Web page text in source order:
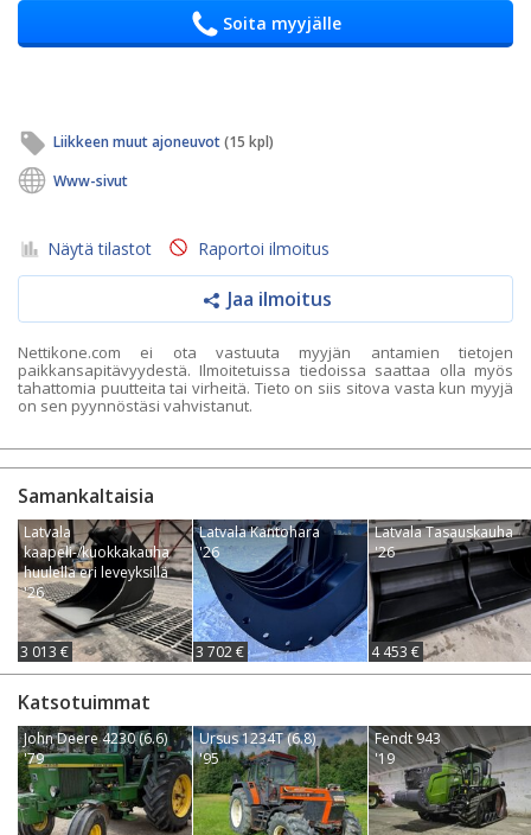
Soita myyjälle
Liikkeen muut ajoneuvot(15 kpl)
Www-sivut
Näytä tilastot Raportoi ilmoitus
Jaa ilmoitus
Nettikone.com ei ota vastuuta myyjän antamien tietojen
paikkansapitävyydestä. Ilmoitetuissa tiedoissa saattaa olla myös
tahattomia puutteita tai virheitä. Tieto on siis sitova vasta kun myyjä
on sen pyynnöstäsi vahvistanut.
Samankaltaisia
Latvala
kaapeli-/kuokkakauha
huulella eri leveyksillä
'26
3 013 €
Latvala Kantohara
'26
3 702 €
Latvala Tasauskauha
'26
4 453 €
Katsotuimmat
John Deere 4230 (6.6)
'79
Ursus 1234T (6.8)
'95
Fendt 943
'19